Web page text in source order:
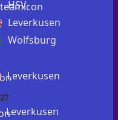
HSV
Leverkusen
Wolfsburg
Leverkusen
Leverkusen